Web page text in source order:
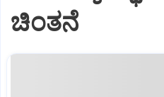
ಚಿಂತನೆ